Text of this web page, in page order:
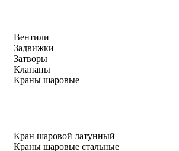
Вентили
Задвижки
Затворы
Клапаны
Краны шаровые
Кран шаровой латунный
Краны шаровые стальные